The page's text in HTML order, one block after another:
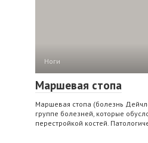
Ноги
Маршевая стопа
Маршевая стопа (болезнь
группе болезней, которые
перестройкой костей.